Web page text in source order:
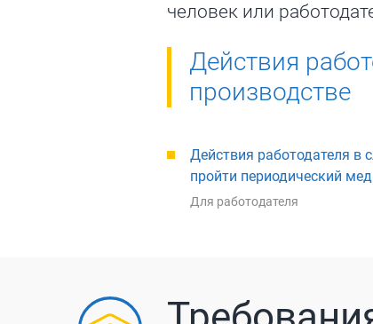
человек или
Действия
производстве
Действия работодателя в
пройти периодический
Для работодателя